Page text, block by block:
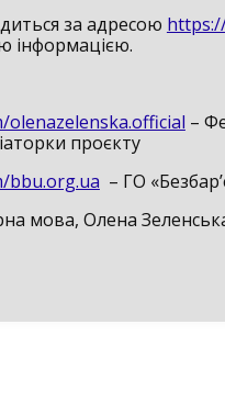
за адресою
інформацією.
olenazelenska.official –
проєкту
bbu.org.ua – ГО
мова, Олена